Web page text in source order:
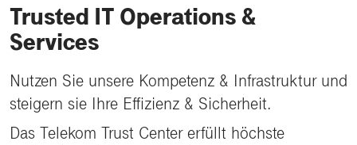
Trusted IT Operations &
Services
Nutzen Sie unsere Kompetenz & Infrastruktur und
steigern sie Ihre Effizienz & Sicherheit.
Das Telekom Trust Center erfüllt höchste